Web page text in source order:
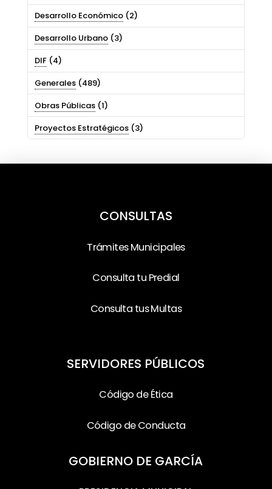
Desarrollo Económico(2)
Desarrollo Urbano(3)
DIF(4)
Generales(489)
Obras Públicas(1)
Proyectos Estratégicos(3)
CONSULTAS
Trámites Municipales
Consulta tu Predial
Consulta tus Multas
SERVIDORES PÚBLICOS
Código de Ética
Código de Conducta
GOBIERNO DE GARCÍA